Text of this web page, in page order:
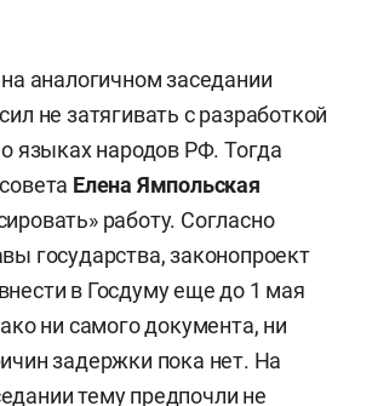
аналогичном заседании
не затягивать с разработкой
языках народов РФ. Тогда
Елена Ямпольская
работу. Согласно
государства, законопроект
в Госдуму еще до 1 мая
ни самого документа, ни
задержки пока нет. На
тему предпочли не